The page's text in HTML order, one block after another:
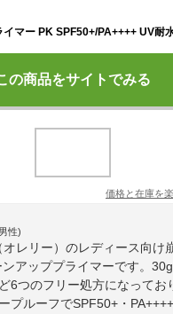
の商品をサイトでみる
価格と在庫を
性)
オレリー）のレディース向け
アッププライマーです。
6つのフリー処方になってお
プルーフでSPF50+・